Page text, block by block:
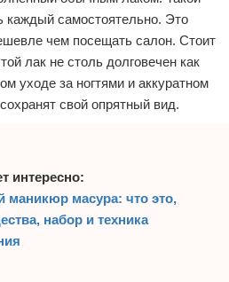
каждый самостоятельно. Это
чем посещать салон. Стоит
лак не столь долговечен как
уходе за ногтями и аккуратном
свой опрятный вид.
интересно:
маникюр масура: что это,
набор и техника